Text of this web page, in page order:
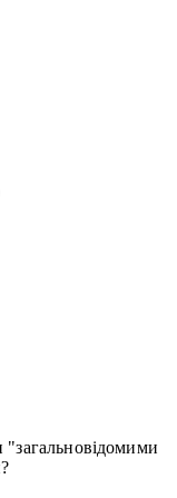
"загальновідомими